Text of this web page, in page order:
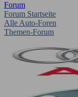
Forum
Forum Startseite
Alle Auto-Foren
Themen-Forum